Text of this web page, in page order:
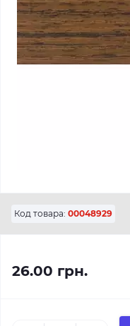
Код товара: 00048929
26.00 грн.